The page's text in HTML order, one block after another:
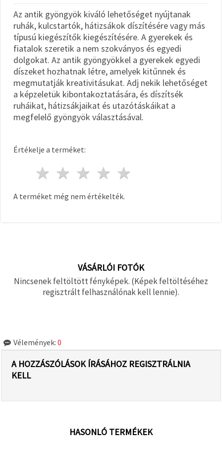
Az antik gyöngyök kiváló lehetőséget nyújtanak
ruhák, kulcstartók, hátizsákok díszítésére vagy más
típusú kiegészítők kiegészítésére. A gyerekek és
fiatalok szeretik a nem szokványos és egyedi
dolgokat. Az antik gyöngyökkel a gyerekek egyedi
díszeket hozhatnak létre, amelyek kitűnnek és
megmutatják kreativitásukat. Adj nekik lehetőséget
a képzeletük kibontakoztatására, és díszítsék
ruháikat, hátizsákjaikat és utazótáskáikat a
megfelelő gyöngyök választásával.
Értékelje a terméket:
4 csillagok
3 csillagok
2 csillagok
1 csillag
A terméket még nem értékelték.
VÁSÁRLÓI FOTÓK
Nincsenek feltöltött fényképek. (Képek feltöltéséhez
regisztrált felhasználónak kell lennie).
Vélemények: 0
A HOZZÁSZÓLÁSOK ÍRÁSÁHOZ REGISZTRÁLNIA
KELL
HASONLÓ TERMÉKEK